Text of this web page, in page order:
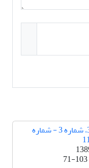
دوره 3، شماره 3 - شماره
71-103